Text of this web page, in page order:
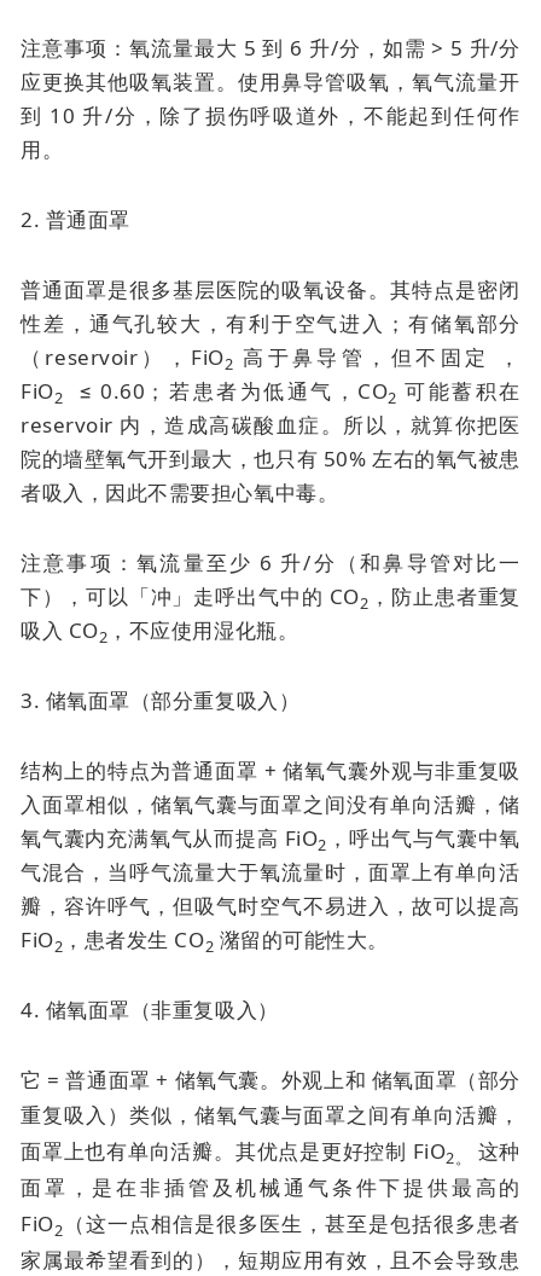
注意事项：氧流量最大 5 到 6 升/分，如需 > 5 升/分
应更换其他吸氧装置。使用鼻导管吸氧，氧气流量开
到 10 升/分，除了损伤呼吸道外，不能起到任何作
用。
2. 普通面罩
普通面罩是很多基层医院的吸氧设备。其特点是密闭
性差，通气孔较大，有利于空气进入；有储氧部分
（reservoir），FiO2 高于鼻导管，但不固定 ，
FiO2 ≤ 0.60；若患者为低通气，CO2 可能蓄积在
reservoir 内，造成高碳酸血症。所以，就算你把医
院的墙壁氧气开到最大，也只有 50% 左右的氧气被患
者吸入，因此不需要担心氧中毒。
注意事项：氧流量至少 6 升/分（和鼻导管对比一
下），可以「冲」走呼出气中的 CO2 ，防止患者重复
吸入 CO2 ，不应使用湿化瓶。
3. 储氧面罩（部分重复吸入）
结构上的特点为普通面罩 + 储氧气囊外观与非重复吸
入面罩相似，储氧气囊与面罩之间没有单向活瓣，储
氧气囊内充满氧气从而提高 FiO2 ，呼出气与气囊中氧
气混合，当呼气流量大于氧流量时，面罩上有单向活
瓣，容许呼气，但吸气时空气不易进入，故可以提高
FiO2 ，患者发生 CO2 潴留的可能性大。
4. 储氧面罩（非重复吸入）
它 = 普通面罩 + 储氧气囊。外观上和 储氧面罩（部分
重复吸入）类似，储氧气囊与面罩之间有单向活瓣，
面罩上也有单向活瓣。其优点是更好控制 FiO2。
这种
面罩，是在非插管及机械通气条件下提供最高的
FiO2
（这一点相信是很多医生，甚至是包括很多患者
家属最希望看到的），短期应用有效，且不会导致患